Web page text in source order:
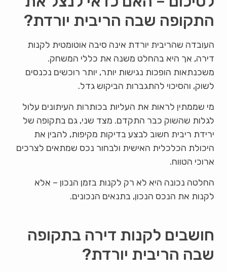
התקופה שבה הריבית יורדת?
העובדה שהריבית יורדת אינה סיבה אוטומטית לקנות
דירה, אך היא בהחלט משנה את כללי המשחק.
משכנתאות הופכות נגישות יותר, יותר רוכשים נכנסים
לשוק, והסיכוי להתגברות הביקוש גדל.
מי שממתין לראות את העליות בכותרות העיתונים עלול
לגלות שהשוק כבר התקדם. מצד שני, גם בתקופה של
ירידת ריבית חשוב לבצע בדיקות מקיפות, להבין את
היכולת הכלכלית האישית ולבחור נכס שמתאים לצרכים
ארוכי הטווח.
החלטה נכונה היא לא רק לקנות בזמן הנכון – אלא
לקנות את הנכס הנכון, בתנאים הנכונים.
חושבים לקנות דירה בתקופה
שבה הריבית יורדת?